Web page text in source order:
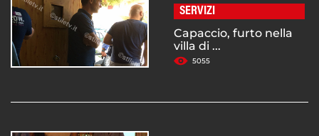
SERVIZI
Capaccio, furto nella
villa di ...
5055